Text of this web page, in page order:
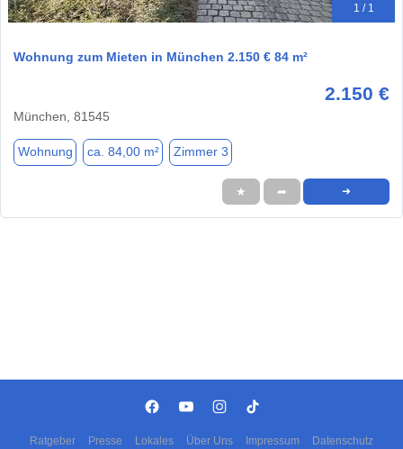
1 / 1
Wohnung zum Mieten in München 2.150 € 84 m²
2.150 €
München, 81545
Wohnung ca. 84,00 m² Zimmer 3
★ ➦ ➜
Ratgeber Presse Lokales Über Uns Impressum Datenschutz